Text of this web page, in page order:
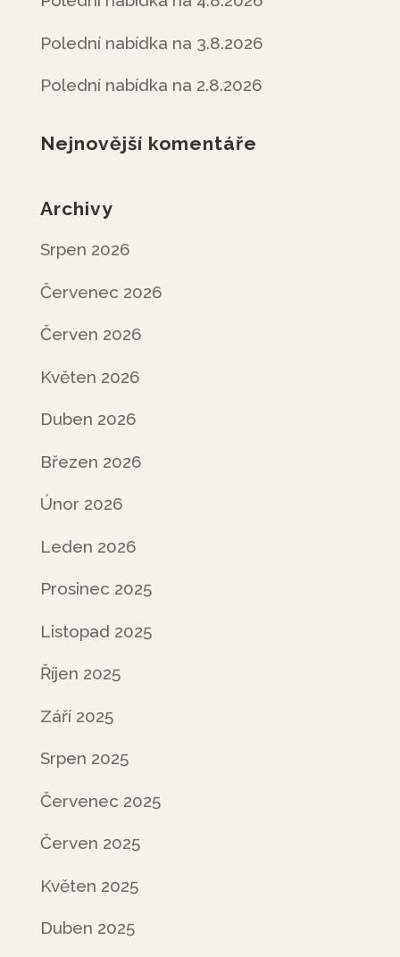
Polední nabídka na 3.8.2026
Polední nabídka na 2.8.2026
Nejnovější komentáře
Archivy
Srpen 2026
Červenec 2026
Červen 2026
Květen 2026
Duben 2026
Březen 2026
Únor 2026
Leden 2026
Prosinec 2025
Listopad 2025
Říjen 2025
Září 2025
Srpen 2025
Červenec 2025
Červen 2025
Květen 2025
Duben 2025